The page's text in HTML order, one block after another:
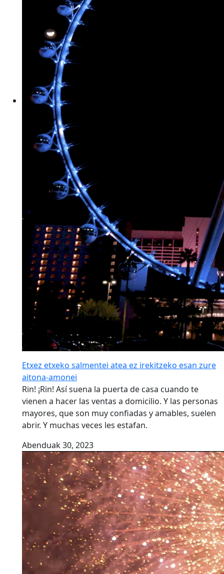
Etxez etxeko salmentei atea ez irekitzeko esan zure
aitona-amonei
Rin! ¡Rin! Así suena la puerta de casa cuando te
vienen a hacer las ventas a domicilio. Y las personas
mayores, que son muy confiadas y amables, suelen
abrir. Y muchas veces les estafan.
Abenduak 30, 2023